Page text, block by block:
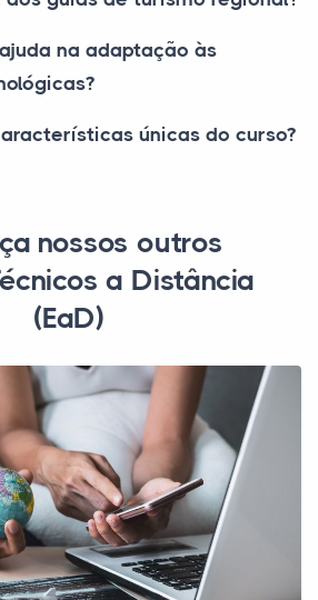
na adaptação às
únicas do curso?
nossos outros
a Distância
(EaD)